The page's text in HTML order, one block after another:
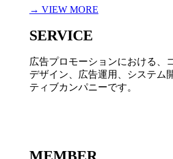
→ VIEW MORE
SERVICE
広告プロモーションにおける、
デザイン、広告運用、システム
ティブカンパニーです。